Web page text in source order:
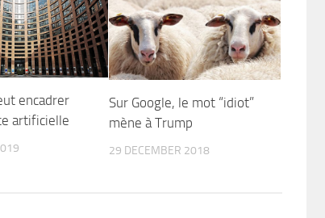
encadrer
artificielle
Sur Google, le mot “idiot”
mène à Trump
29 DECEMBER 2018